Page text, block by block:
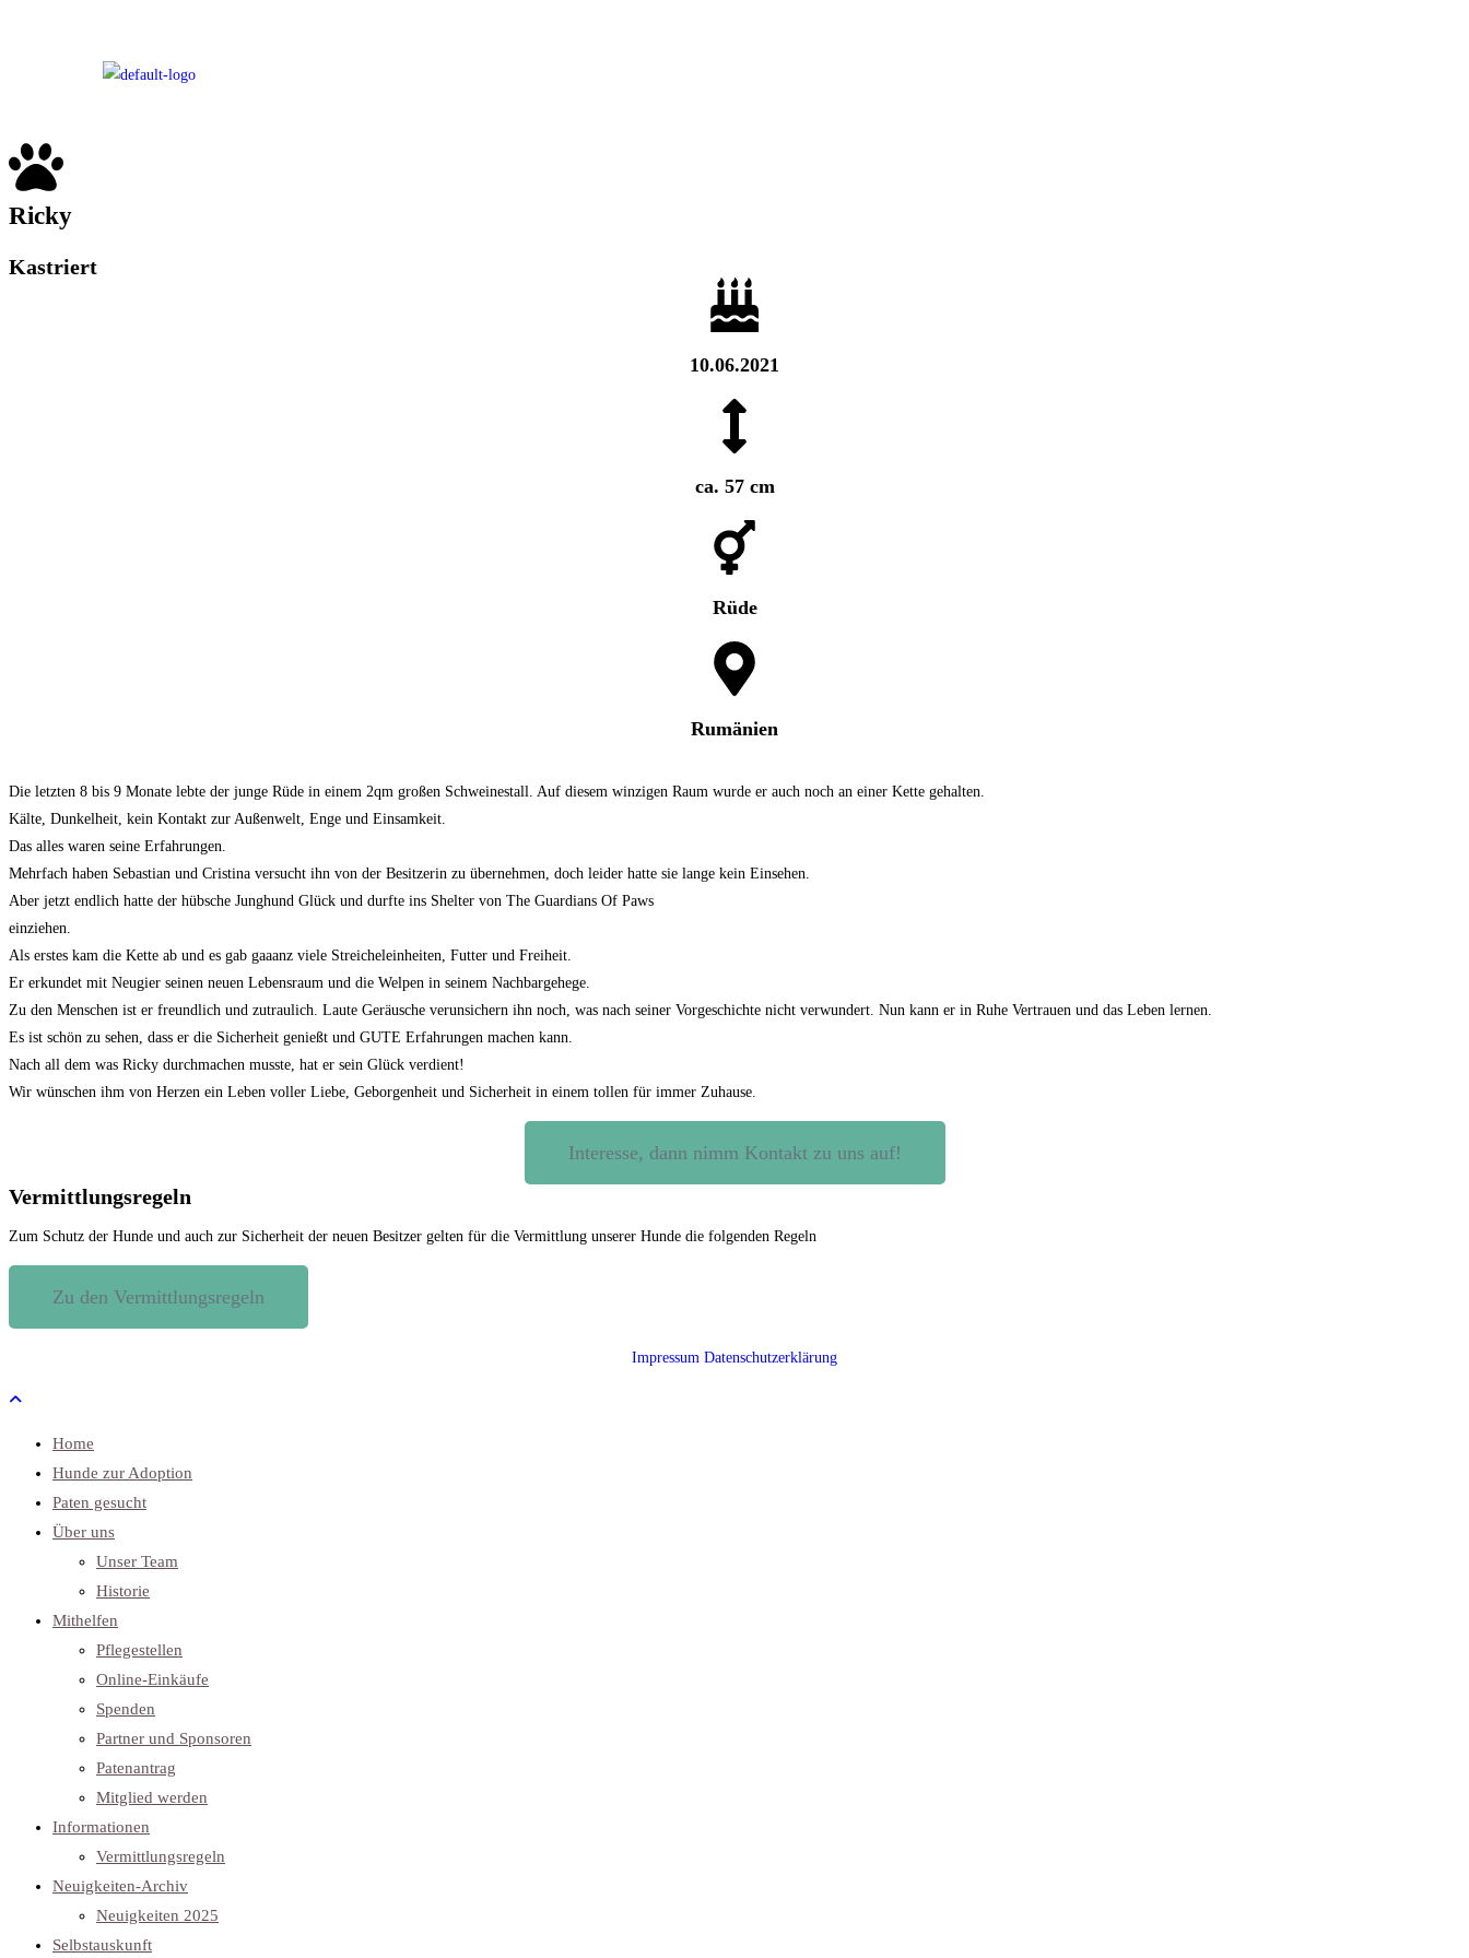
Ricky
Kastriert
10.06.2021
ca. 57 cm
Rüde
Rumänien
Die letzten 8 bis 9 Monate lebte der junge Rüde in einem 2qm großen Schweinestall. Auf diesem winzigen Raum wurde er auch noch an einer Kette gehalten.
Kälte, Dunkelheit, kein Kontakt zur Außenwelt, Enge und Einsamkeit.
Das alles waren seine Erfahrungen.
Mehrfach haben Sebastian und Cristina versucht ihn von der Besitzerin zu übernehmen, doch leider hatte sie lange kein Einsehen.
Aber jetzt endlich hatte der hübsche Junghund Glück und durfte ins Shelter von The Guardians Of Paws
einziehen.
Als erstes kam die Kette ab und es gab gaaanz viele Streicheleinheiten, Futter und Freiheit.
Er erkundet mit Neugier seinen neuen Lebensraum und die Welpen in seinem Nachbargehege.
Zu den Menschen ist er freundlich und zutraulich. Laute Geräusche verunsichern ihn noch, was nach seiner Vorgeschichte nicht verwundert. Nun kann er in Ruhe Vertrauen und das Leben lernen.
Es ist schön zu sehen, dass er die Sicherheit genießt und GUTE Erfahrungen machen kann.
Nach all dem was Ricky durchmachen musste, hat er sein Glück verdient!
Wir wünschen ihm von Herzen ein Leben voller Liebe, Geborgenheit und Sicherheit in einem tollen für immer Zuhause.
Interesse, dann nimm Kontakt zu uns auf!
Vermittlungsregeln
Zum Schutz der Hunde und auch zur Sicherheit der neuen Besitzer gelten für die Vermittlung unserer Hunde die folgenden Regeln
Zu den Vermittlungsregeln
Impressum Datenschutzerklärung
Home
Hunde zur Adoption
Paten gesucht
Über uns
Unser Team
Historie
Mithelfen
Pflegestellen
Online-Einkäufe
Spenden
Partner und Sponsoren
Patenantrag
Mitglied werden
Informationen
Vermittlungsregeln
Neuigkeiten-Archiv
Neuigkeiten 2025
Selbstauskunft